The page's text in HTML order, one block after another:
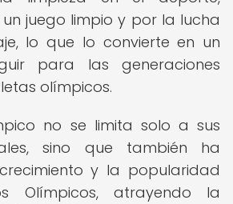
juego limpio y por la lucha
lo que lo convierte en un
para las generaciones
olímpicos.
no se limita solo a sus
sino que también ha
y la popularidad
Olímpicos, atrayendo la